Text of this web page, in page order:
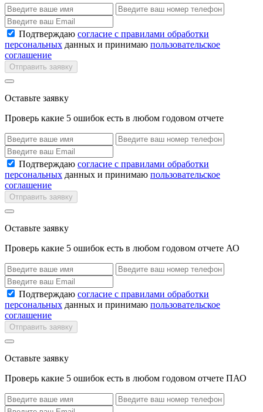
Подтверждаю согласие с правилами обработки
персональных данных и принимаю пользовательское
соглашение
Отправить заявку
Оставьте заявку
Проверь какие 5 ошибок есть в любом годовом отчете
Подтверждаю согласие с правилами обработки
персональных данных и принимаю пользовательское
соглашение
Отправить заявку
Оставьте заявку
Проверь какие 5 ошибок есть в любом годовом отчете АО
Подтверждаю согласие с правилами обработки
персональных данных и принимаю пользовательское
соглашение
Отправить заявку
Оставьте заявку
Проверь какие 5 ошибок есть в любом годовом отчете ПАО